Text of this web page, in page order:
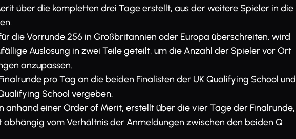
über die kompletten drei Tage erstellt, aus der weitere Spieler in die
die Vorrunde 256 in Großbritannien oder Europa überschreiten, wird
Auslosung in zwei Teile geteilt, um die Anzahl der Spieler vor Ort
anzupassen.
pro Tag an die beiden Finalisten der UK Qualifying School und
School vergeben.
anhand einer Order of Merit, erstellt über die vier Tage der Finalrunde,
abhängig vom Verhältnis der Anmeldungen zwischen den beiden Q